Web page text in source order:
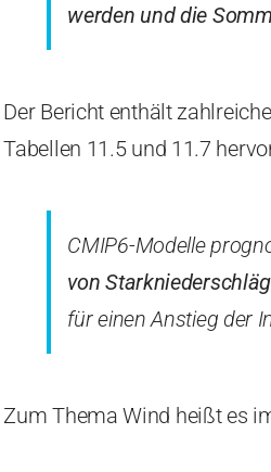
werden und die
Der Bericht enthält
Tabellen 11.5 und 11.7
CMIP6-Modelle
von
für einen Anstieg der
Zum Thema Wind heißt es